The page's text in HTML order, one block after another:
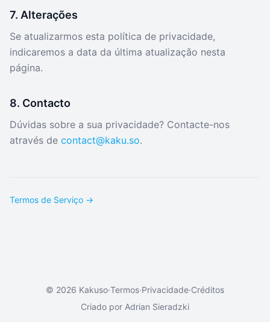
7. Alterações
Se atualizarmos esta política de privacidade,
indicaremos a data da última atualização nesta
página.
8. Contacto
Dúvidas sobre a sua privacidade? Contacte-nos
através de contact@kaku.so.
Termos de Serviço →
© 2026 Kakuso·Termos·Privacidade·Créditos
Criado por Adrian Sieradzki